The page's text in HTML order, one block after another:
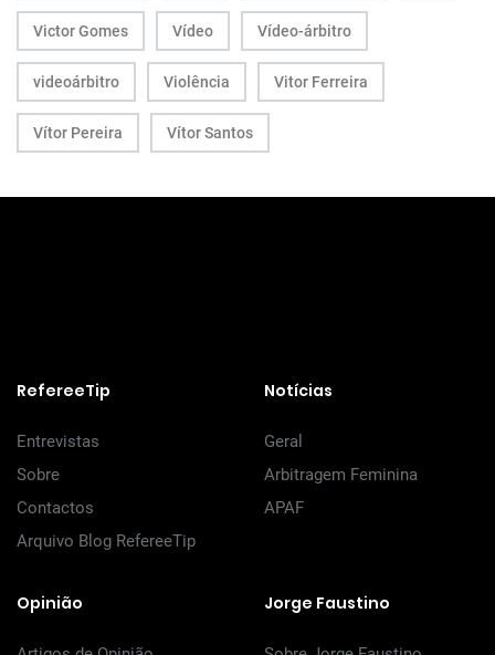
Victor Gomes Vídeo Vídeo-árbitro
videoárbitro Violência Vitor Ferreira
Vítor Pereira Vítor Santos
RefereeTip
Entrevistas
Sobre
Contactos
Arquivo Blog RefereeTip
Notícias
Geral
Arbitragem Feminina
APAF
Opinião Jorge Faustino